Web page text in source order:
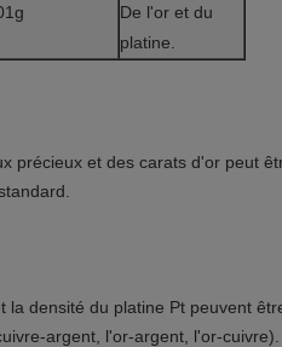
De l'or et du
platine.
précieux et des carats d'or peut
densité du platine Pt peuvent
argent, l'or-argent, l'or-cuivre).